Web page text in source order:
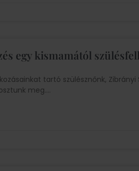
egy kismamától
tartó szülésznőnk,
meg.